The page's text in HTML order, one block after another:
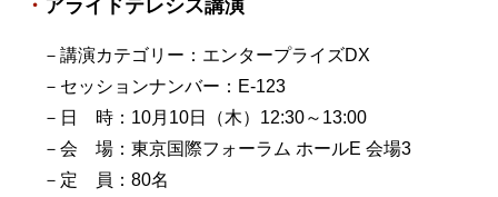
アライドテレシス講演
－講演カテゴリー：エンタープライズDX
－セッションナンバー：E-123
－日 時：10月10日（木）12:30～13:00
－会 場：東京国際フォーラム ホールE 会場3
－定 員：80名